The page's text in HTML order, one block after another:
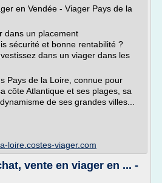
en Vendée - Viager Pays de la
dans un placement
sécurité et bonne rentabilité ?
dans un viager dans les
Pays de la Loire, connue pour
côte Atlantique et ses plages, sa
de ses grandes villes...
loire.costes-viager.com
vente en viager en ... -